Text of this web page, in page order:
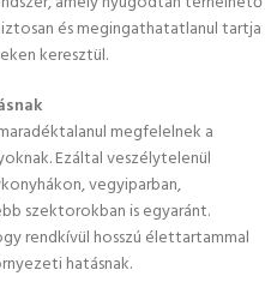
és megingathatatlanul tartja
keresztül.
megfelelnek a
Ezáltal veszélytelenül
vegyiparban,
szektorokban is egyaránt.
rendkívül hosszú élettartammal
hatásnak.